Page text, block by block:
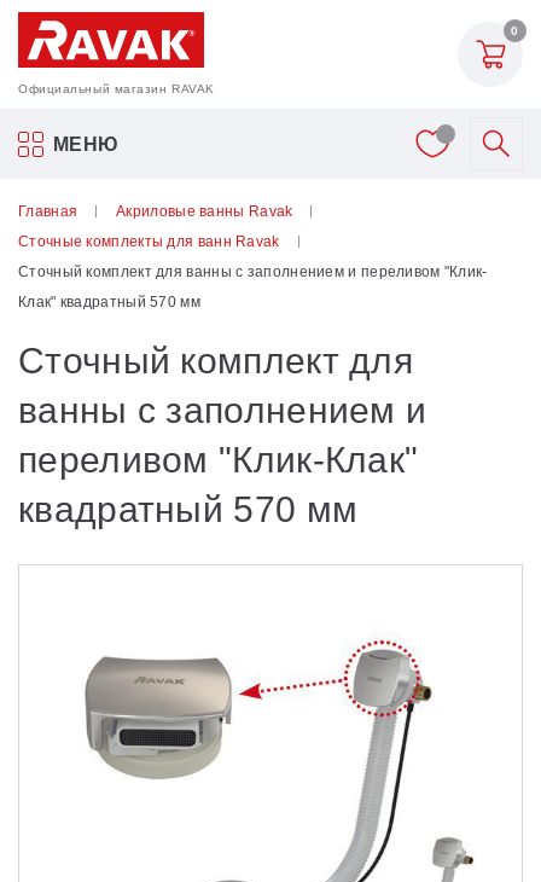
Официальный магазин RAVAK
0
МЕНЮ
Акриловые ванны Ravak
Шторки для ванн
Унитазы и биде
Душевые двери
Сиденья OVO для душевых уголков
Полотенцесушители
Главная
Акриловые ванны Ravak
Сточные комплекты для ванн Ravak
Сточный комплект для ванны с заполнением и переливом "Клик-
Клак" квадратный 570 мм
Сточный комплект для
ванны с заполнением и
переливом "Клик-Клак"
квадратный 570 мм